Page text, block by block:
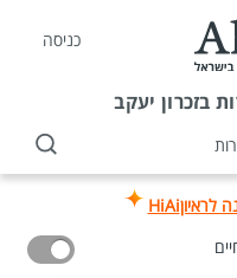
כניסה
בזכרון יעקב
לראיוןHiAi